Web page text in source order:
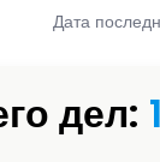
Дата
дел: